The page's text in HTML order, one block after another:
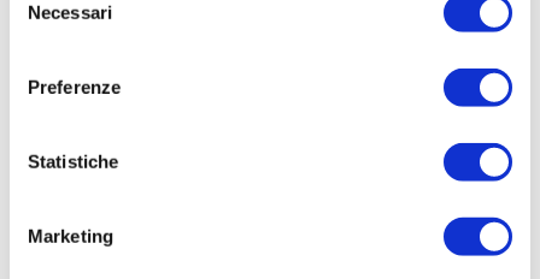
delNecessari
Preferenze
Statistiche
Marketing
29/06/2026
infondati e contraddetti dai...
confronti...